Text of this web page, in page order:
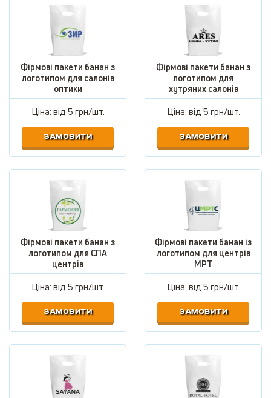
Фірмові пакети банан з
логотипом для салонів
оптики
Ціна: від5 грн/шт.
ЗАМОВИТИ
Фірмові пакети банан з
логотипом для
хутряних салонів
Ціна: від5 грн/шт.
ЗАМОВИТИ
Фірмові пакети банан з
логотипом для СПА
центрів
Ціна: від5 грн/шт.
ЗАМОВИТИ
Фірмові пакети банан із
логотипом для центрів
МРТ
Ціна: від5 грн/шт.
ЗАМОВИТИ